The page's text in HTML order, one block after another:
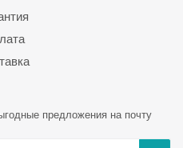
предложения на почту